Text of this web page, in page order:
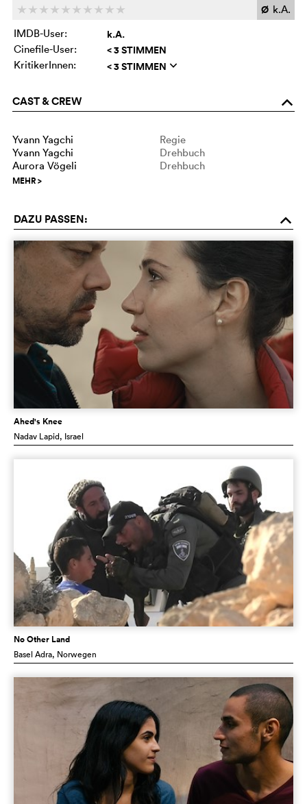
c c c c c c c c c c Ø k.A.
IMDB-User:
k.A.
Cinefile-User: < 3 STIMMEN
KritikerInnen: < 3 STIMMEN q
CAST & CREW o
Yvann Yagchi
Regie
Yvann Yagchi
Drehbuch
Aurora Vögeli
Drehbuch
MEHR>
DAZU PASSEN: o
Ahed's Knee
Nadav Lapid, Israel
No Other Land
Basel Adra, Norwegen